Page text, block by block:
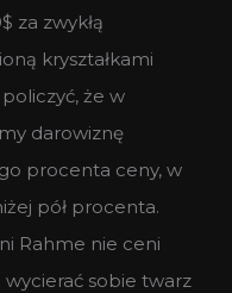
za zwykłą
kryształkami
że w
darowiznę
procenta ceny, w
pół procenta.
Rahme nie ceni
wycierać sobie twarz